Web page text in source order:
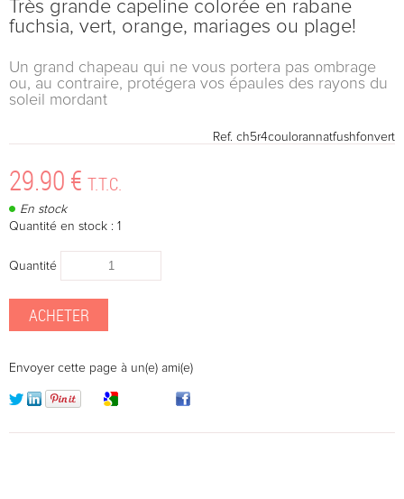
Très grande capeline colorée en rabane
fuchsia, vert, orange, mariages ou plage!
Un grand chapeau qui ne vous portera pas ombrage
ou, au contraire, protégera vos épaules des rayons du
soleil mordant
Ref. ch5r4coulorannatfushfonvert
29.90 € T.T.C.
En stock
Quantité en stock : 1
Quantité
Envoyer cette page à un(e) ami(e)